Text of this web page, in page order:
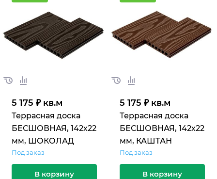
5 175 ₽ кв.м
Террасная доска
БЕСШОВНАЯ, 142х22
мм, ШОКОЛАД
Под заказ
В корзину
5 175 ₽ кв.м
Террасная доска
БЕСШОВНАЯ, 142х22
мм, КАШТАН
Под заказ
В корзину